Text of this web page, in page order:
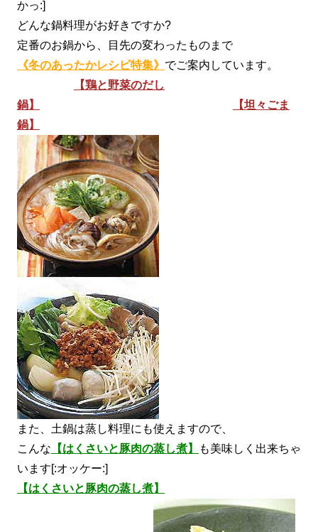
かっ:]
どんな鍋料理がお好きですか?
定番のお鍋から、目先の変わったものまで
《冬のあったかレシピ特集》 でご案内しています。
【鶏と野菜のだし
鍋】
【坦々ごま
鍋】
また、土鍋は蒸し料理にも使えますので、
こんな 【はくさいと豚肉の蒸し煮】
も美味しく出来ちゃ
います[:オッケー:]
【はくさいと豚肉の蒸し煮】